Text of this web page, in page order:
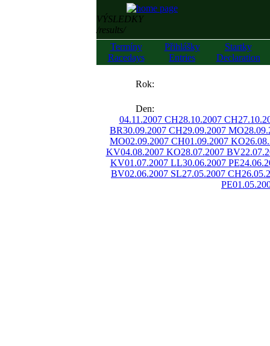
VÝSLEDKY
/results/
Termíny
Racedays
Přihlášky
Entries
Startky
Declaration
Rok:
Den:
04.11.2007 CH28.10.2007 CH
BR30.09.2007 CH29.09.2007 MO
MO02.09.2007 CH01.09.2007 KO
KV04.08.2007 KO28.07.2007 BV
KV01.07.2007 LL30.06.2007 PE
BV02.06.2007 SL27.05.2007 CH
PE